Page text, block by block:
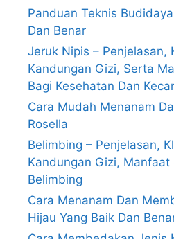
Panduan Teknis
Dan Benar
Jeruk Nipis – Penjelasan,
Kandungan Gizi, Serta
Bagi Kesehatan Dan
Cara Mudah Menanam
Rosella
Belimbing – Penjelasan,
Kandungan Gizi,
Belimbing
Cara Menanam Dan
Hijau Yang Baik Dan